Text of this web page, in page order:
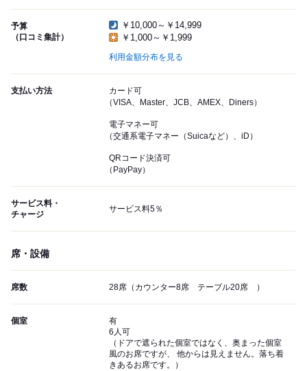
予算
（口コミ集計）
￥10,000～￥14,999
￥1,000～￥1,999
利用金額分布を見る
支払い方法
カード可
（VISA、Master、JCB、AMEX、Diners）
電子マネー可
（交通系電子マネー（Suicaなど）、iD）
QRコード決済可
（PayPay）
サービス料・
チャージ
サービス料5％
席・設備
席数 28席（カウンター8席 テーブル20席 ）
個室
有
6人可
（ドアで遮られた個室ではなく、奥まった個室
風のお席ですが、 他からは見えません。落ち着
きあるお席です。）